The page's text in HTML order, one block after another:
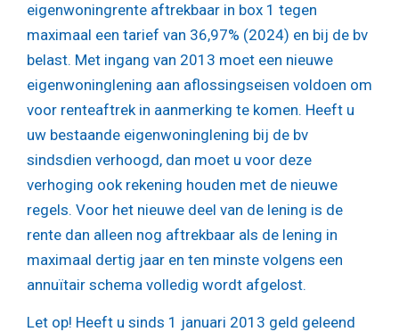
eigenwoningrente aftrekbaar in box 1 tegen
maximaal een tarief van 36,97% (2024) en bij de bv
belast. Met ingang van 2013 moet een nieuwe
eigenwoninglening aan aflossingseisen voldoen om
voor renteaftrek in aanmerking te komen. Heeft u
uw bestaande eigenwoninglening bij de bv
sindsdien verhoogd, dan moet u voor deze
verhoging ook rekening houden met de nieuwe
regels. Voor het nieuwe deel van de lening is de
rente dan alleen nog aftrekbaar als de lening in
maximaal dertig jaar en ten minste volgens een
annuïtair schema volledig wordt afgelost.
Let op! Heeft u sinds 1 januari 2013 geld geleend